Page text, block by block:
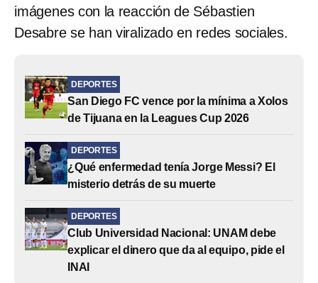
imágenes con la reacción de Sébastien
Desabre se han viralizado en redes sociales.
DEPORTES
San Diego FC vence por la mínima a Xolos
de Tijuana en la Leagues Cup 2026
DEPORTES
¿Qué enfermedad tenía Jorge Messi? El
misterio detrás de su muerte
DEPORTES
Club Universidad Nacional: UNAM debe
explicar el dinero que da al equipo, pide el
INAI